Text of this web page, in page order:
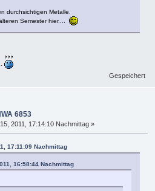
durchsichtigen Metalle.
Semester hier....
Gespeichert
6853
2011, 17:14:10 Nachmittag »
17:11:09 Nachmittag
16:58:44 Nachmittag